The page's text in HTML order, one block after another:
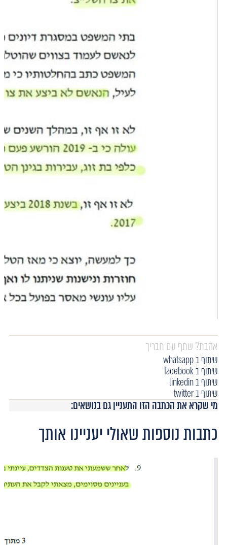
אהבת? שתף עם חבריך
שיתוף ב whatsapp
שיתוף ב facebook
שיתוף ב linkedin
שיתוף ב twitter
מי שקרא את הכתבה הזו התעניין גם בנושאים:
כתבות נוספות שאולי יעניינו אותך